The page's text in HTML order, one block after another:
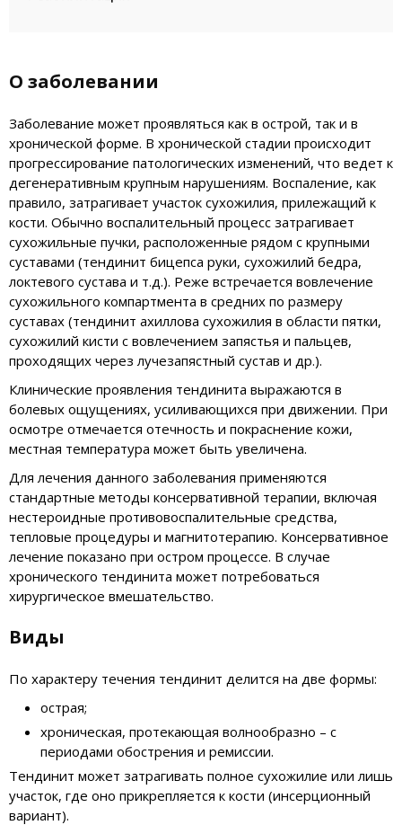
О заболевании
Заболевание может проявляться как в острой, так и в
хронической форме. В хронической стадии происходит
прогрессирование патологических изменений, что ведет к
дегенеративным крупным нарушениям. Воспаление, как
правило, затрагивает участок сухожилия, прилежащий к
кости. Обычно воспалительный процесс затрагивает
сухожильные пучки, расположенные рядом с крупными
суставами (тендинит бицепса руки, сухожилий бедра,
локтевого сустава и т.д.). Реже встречается вовлечение
сухожильного компартмента в средних по размеру
суставах (тендинит ахиллова сухожилия в области пятки,
сухожилий кисти с вовлечением запястья и пальцев,
проходящих через лучезапястный сустав и др.).
Клинические проявления тендинита выражаются в
болевых ощущениях, усиливающихся при движении. При
осмотре отмечается отечность и покраснение кожи,
местная температура может быть увеличена.
Для лечения данного заболевания применяются
стандартные методы консервативной терапии, включая
нестероидные противовоспалительные средства,
тепловые процедуры и магнитотерапию. Консервативное
лечение показано при остром процессе. В случае
хронического тендинита может потребоваться
хирургическое вмешательство.
Виды
По характеру течения тендинит делится на две формы:
острая;
хроническая, протекающая волнообразно – с
периодами обострения и ремиссии.
Тендинит может затрагивать полное сухожилие или лишь
участок, где оно прикрепляется к кости (инсерционный
вариант).